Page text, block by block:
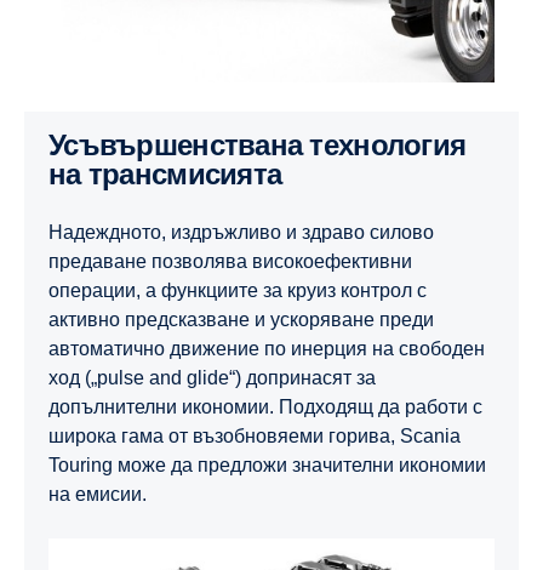
Усъвършенствана технология
на трансмисията
Надеждното, издръжливо и здраво силово
предаване позволява високоефективни
операции, а функциите за круиз контрол с
активно предсказване и ускоряване преди
автоматично движение по инерция на свободен
ход („pulse and glide“) допринасят за
допълнителни икономии. Подходящ да работи с
широка гама от възобновяеми горива, Scania
Touring може да предложи значителни икономии
на емисии.